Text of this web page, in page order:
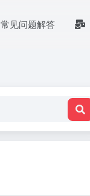
常见问题解答